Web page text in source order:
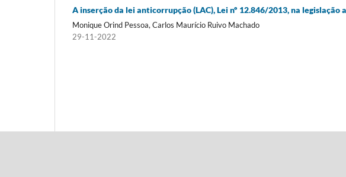
A inserção da lei anticorrupção (LAC), Lei nº 12.846/2013, na
Monique Orind Pessoa, Carlos Maurício Ruivo Machado
29-11-2022